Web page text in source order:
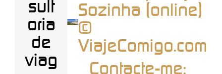
sult
oria
de
viag
Sozinha (online)
©
ViajeComigo.com
Contacte-me: